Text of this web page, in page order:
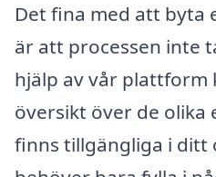
Det fina med att byta
är att processen inte
hjälp av vår plattform
översikt över de olika
finns tillgängliga i ditt